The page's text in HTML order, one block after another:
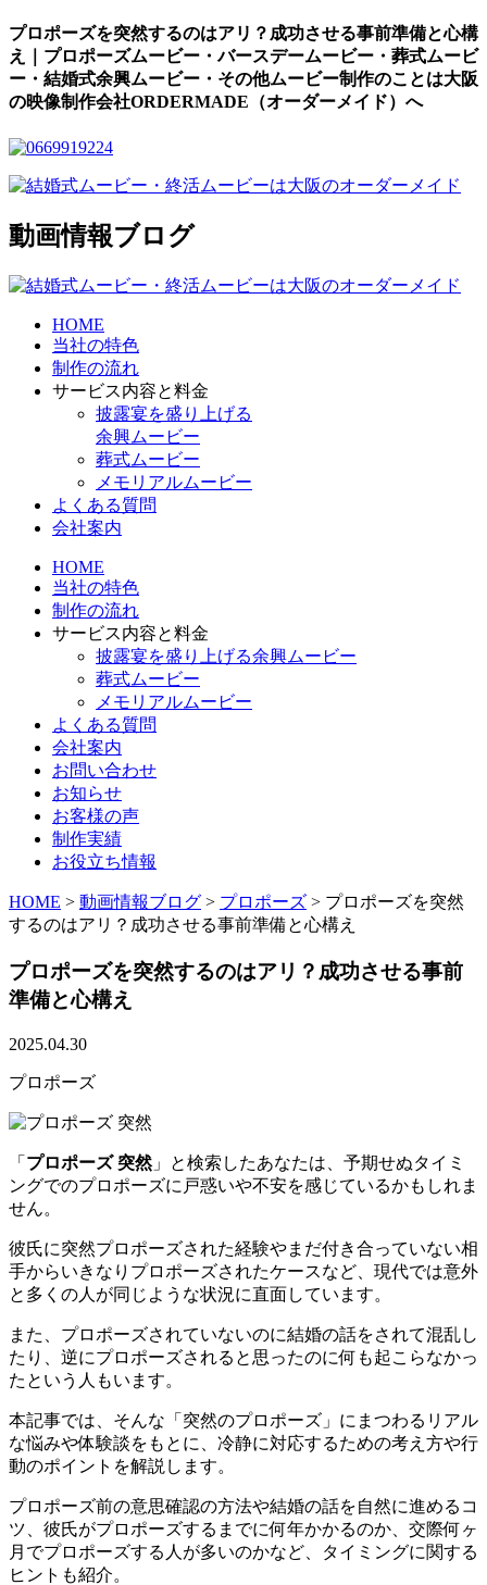
プロポーズを突然するのはアリ？成功させる事前準備と心構
え｜プロポーズムービー・バースデームービー・葬式ムービ
ー・結婚式余興ムービー・その他ムービー制作のことは大阪
の映像制作会社ORDERMADE（オーダーメイド）へ
動画情報ブログ
HOME
当社の特色
制作の流れ
サービス内容と料金
披露宴を盛り上げる
余興ムービー
葬式ムービー
メモリアルムービー
よくある質問
会社案内
HOME
当社の特色
制作の流れ
サービス内容と料金
披露宴を盛り上げる余興ムービー
葬式ムービー
メモリアルムービー
よくある質問
会社案内
お問い合わせ
お知らせ
お客様の声
制作実績
お役立ち情報
HOME > 動画情報ブログ > プロポーズ > プロポーズを突然
するのはアリ？成功させる事前準備と心構え
プロポーズを突然するのはアリ？成功させる事前
準備と心構え
2025.04.30
プロポーズ
「 プロポーズ 突然」と検索したあなたは、予期せぬタイミ
ングでのプロポーズに戸惑いや不安を感じているかもしれま
せん。
彼氏に突然プロポーズされた経験やまだ付き合っていない相
手からいきなりプロポーズされたケースなど、現代では意外
と多くの人が同じような状況に直面しています。
また、プロポーズされていないのに結婚の話をされて混乱し
たり、逆にプロポーズされると思ったのに何も起こらなかっ
たという人もいます。
本記事では、そんな「突然のプロポーズ」にまつわるリアル
な悩みや体験談をもとに、冷静に対応するための考え方や行
動のポイントを解説します。
プロポーズ前の意思確認の方法や結婚の話を自然に進めるコ
ツ、彼氏がプロポーズするまでに何年かかるのか、交際何ヶ
月でプロポーズする人が多いのかなど、タイミングに関する
ヒントも紹介。